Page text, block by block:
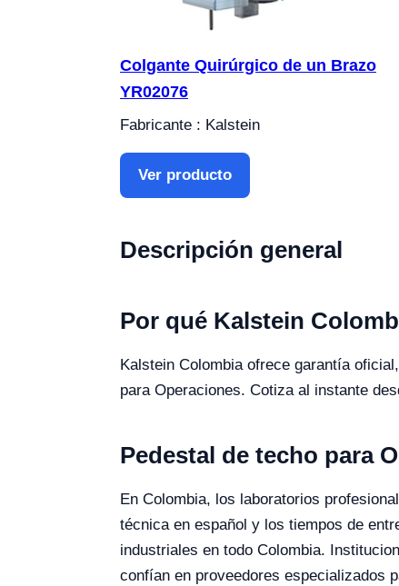
Colgante Quirúrgico de un Brazo
YR02076
Fabricante : Kalstein
Ver producto
Descripción general
Por qué Kalstein
Kalstein Colombia ofrece garantía
para Operaciones. Cotiza al instante
Pedestal de techo para
En Colombia, los laboratorios
técnica en español y los tiempos de
industriales en todo Colombia.
confían en proveedores especializados